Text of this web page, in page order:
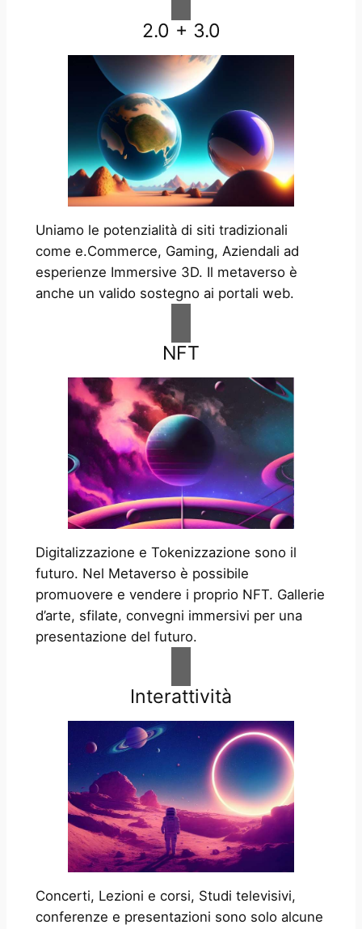
2.0 + 3.0
Uniamo le potenzialità di siti tradizionali
come e.Commerce, Gaming, Aziendali ad
esperienze Immersive 3D. Il metaverso è
anche un valido sostegno ai portali web.
NFT
Digitalizzazione e Tokenizzazione sono il
futuro. Nel Metaverso è possibile
promuovere e vendere i proprio NFT. Gallerie
d’arte, sfilate, convegni immersivi per una
presentazione del futuro.
Interattività
Concerti, Lezioni e corsi, Studi televisivi,
conferenze e presentazioni sono solo alcune